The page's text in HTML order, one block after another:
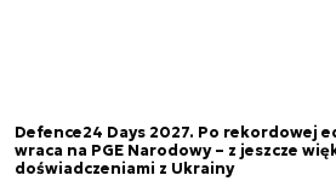
Defence24 Days 2027. Po rekordowej
wraca na PGE Narodowy – z jeszcze
doświadczeniami z Ukrainy